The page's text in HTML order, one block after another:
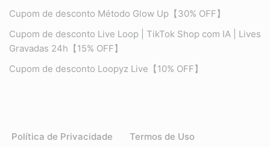
Cupom de desconto Método Glow Up【30% OFF】
Cupom de desconto Live Loop | TikTok Shop com IA | Lives
Gravadas 24h【15% OFF】
Cupom de desconto Loopyz Live【10% OFF】
Política de Privacidade
Termos de Uso